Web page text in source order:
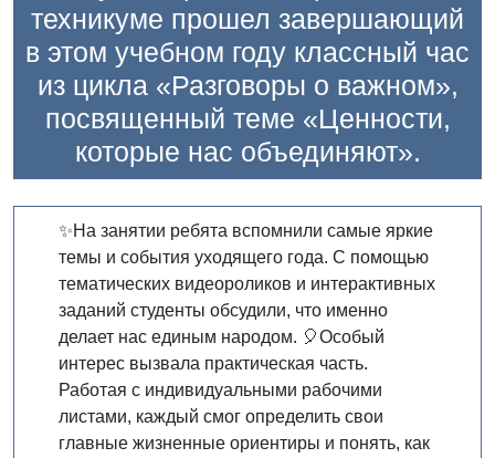
техникуме прошел завершающий
в этом учебном году классный час
из цикла «Разговоры о важном»,
посвященный теме «Ценности,
которые нас объединяют».
✨На занятии ребята вспомнили самые яркие
темы и события уходящего года. С помощью
тематических видеороликов и интерактивных
заданий студенты обсудили, что именно
делает нас единым народом. 🎈Особый
интерес вызвала практическая часть.
Работая с индивидуальными рабочими
листами, каждый смог определить свои
главные жизненные ориентиры и понять, как